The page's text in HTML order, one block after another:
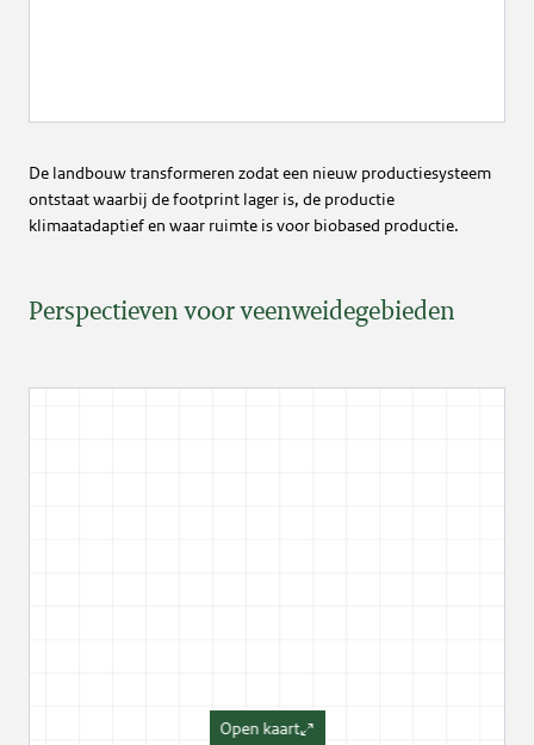
De landbouw transformeren zodat een nieuw productiesysteem
ontstaat waarbij de footprint lager is, de productie
klimaatadaptief en waar ruimte is voor biobased productie.
Perspectieven voor veenweidegebieden
Open kaart